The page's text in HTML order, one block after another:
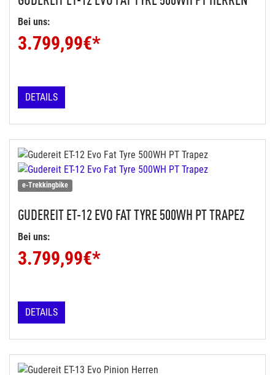
Bei uns:
3.799,99€*
DETAILS
e-Trekkingbike
GUDEREITET-12 EVO FAT TYRE 500WH PT TRAPEZ
Bei uns:
3.799,99€*
DETAILS